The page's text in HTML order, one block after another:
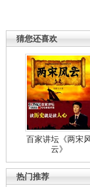
猜您还喜欢
百家讲坛《两宋
云》
热门推荐